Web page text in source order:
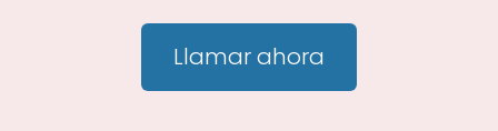
Llamar ahora